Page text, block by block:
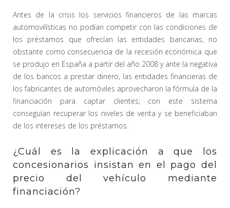
Antes de la crisis los servicios financieros de las marcas
automovilísticas no podían competir con las condiciones de
los préstamos que ofrecían las entidades bancarias, no
obstante como consecuencia de la recesión económica que
se produjo en España a partir del año 2008 y ante la negativa
de los bancos a prestar dinero, las entidades financieras de
los fabricantes de automóviles aprovecharon la fórmula de la
financiación para captar clientes; con este sistema
conseguían recuperar los niveles de venta y se beneficiaban
de los intereses de los préstamos.
¿Cuál es la explicación a que los
concesionarios insistan en el pago del
precio del vehículo mediante
financiación?